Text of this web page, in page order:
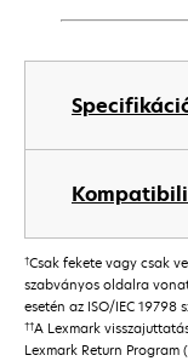
†Csak fekete vagy csak
szabványos oldalra
esetén az ISO/IEC 19798
††A Lexmark
Lexmark Return